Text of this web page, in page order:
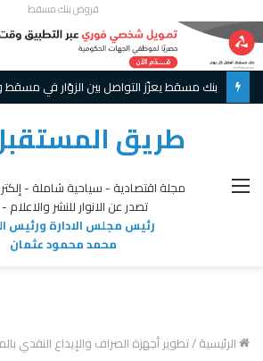
قروض بنك مسقط
طريق
مجلة اقتصادية - سياحية شاملة -
تصدر عن الانوار للنشر والاعلام
رئيس مجلس الادارة ورئيس
محمد محمود عثمان
القائمة
الرئيسية/تطوير أجهزة الصراف والإيداع النقدي